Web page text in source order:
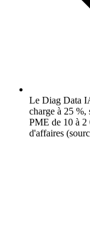
Le Diag Data
charge à 25 %,
PME de 10 à 2
d'affaires